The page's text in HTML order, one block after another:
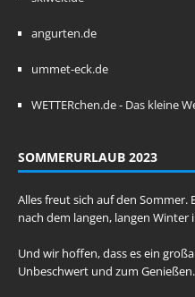
angurten.de
ummet-eck.de
WETTERchen.de - Das kleine
SOMMERURLAUB 2023
Alles freut sich auf den Sommer.
nach dem langen, langen Winter
Und wir hoffen, dass es ein
Unbeschwert und zum Genießen.